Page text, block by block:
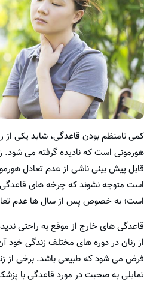
کمی نامنظم بودن قاعدگی، شاید یکی از
هورمونی است که نادیده گرفته می شود.
قابل پیش بینی ناشی از عدم تعادل
است متوجه نشوند که چرخه های قاعدگی
است؛ به خصوص پس از سال ها عدم
قاعدگی های خارج از موقع به راحتی
از زنان در دوره های مختلف زندگی خود
فرض می شود که طبیعی باشد. برخی از
تمایلی به صحبت در مورد قاعدگی با